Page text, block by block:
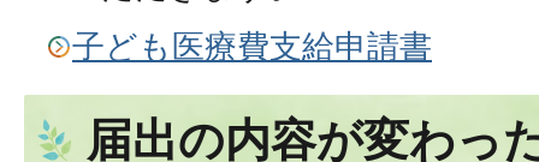
子ども医療費支給申請書
届出の内容が変わっ